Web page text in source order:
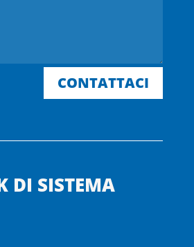
CONTATTACI
DI SISTEMA